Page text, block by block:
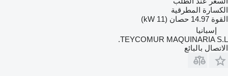
الكسارة المطرقية
القوة 14.97 حصان (11 kW)
إسبانيا
TEYCOMUR MAQUINARIA S.L.
الاتصال بالبائع